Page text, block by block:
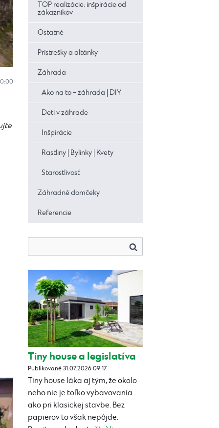
TOP realizácie: inšpirácie od
zákazníkov
Ostatné
Prístrešky a altánky
Záhrada
Ako na to – záhrada | DIY
Deti v záhrade
Inšpirácie
Rastliny | Bylinky | Kvety
Starostlivosť
Záhradné domčeky
Referencie
Tiny house a legislatíva
Publikované 31.07.2026 09:17
Tiny house láka aj tým, že okolo
neho nie je toľko vybavovania
ako pri klasickej stavbe. Bez
papierov to však nepôjde.